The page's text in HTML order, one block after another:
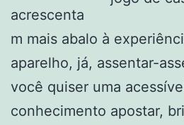
acrescenta
m mais abalo à
aparelho, já, assentar-
você quiser uma
conhecimento apostar,